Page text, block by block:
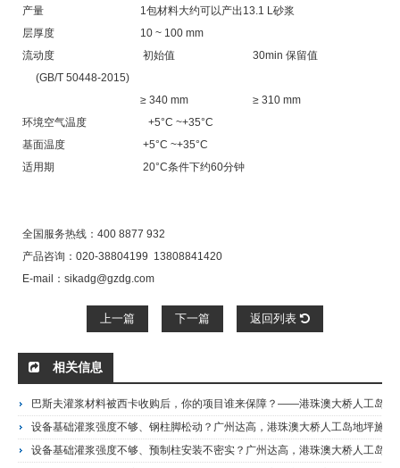
产量 1包材料大约可以产出13.1 L砂浆
层厚度 10 ~ 100 mm
流动度 初始值 30min 保留值
(GB/T 50448-2015)
≥ 340 mm ≥ 310 mm
环境空气温度 +5°C ~+35°C
基面温度 +5°C ~+35°C
适用期 20°C条件下约60分钟
全国服务热线：400 8877 932
产品咨询：020-38804199 13808841420
E-mail：sikadg@gzdg.com
上一篇 下一篇 返回列表
相关信息